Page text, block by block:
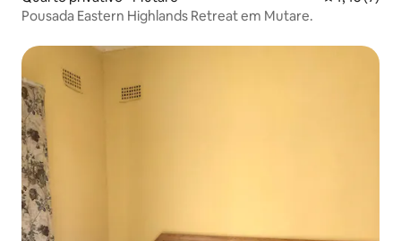
Pousada Eastern Highlands Retreat em Mutare.